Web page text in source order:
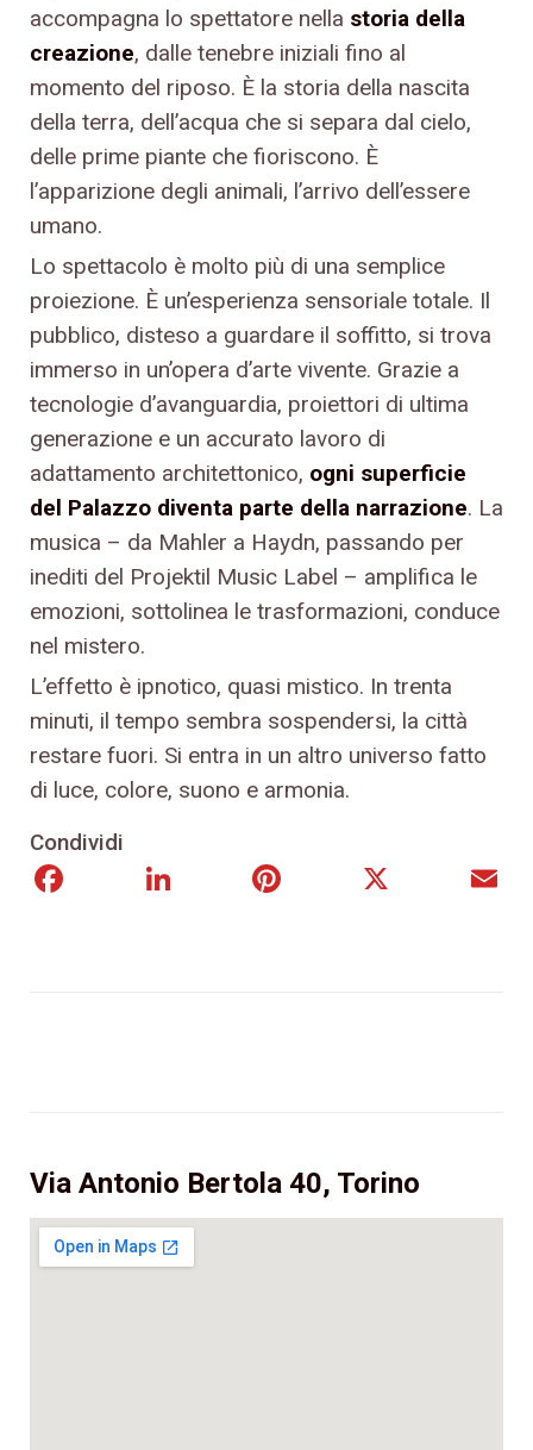
accompagna lo spettatore nella storia della
creazione, dalle tenebre iniziali fino al
momento del riposo. È la storia della nascita
della terra, dell’acqua che si separa dal cielo,
delle prime piante che fioriscono. È
l’apparizione degli animali, l’arrivo dell’essere
umano.
Lo spettacolo è molto più di una semplice
proiezione. È un’esperienza sensoriale totale. Il
pubblico, disteso a guardare il soffitto, si trova
immerso in un’opera d’arte vivente. Grazie a
tecnologie d’avanguardia, proiettori di ultima
generazione e un accurato lavoro di
adattamento architettonico, ogni superficie
del Palazzo diventa parte della narrazione. La
musica – da Mahler a Haydn, passando per
inediti del Projektil Music Label – amplifica le
emozioni, sottolinea le trasformazioni, conduce
nel mistero.
L’effetto è ipnotico, quasi mistico. In trenta
minuti, il tempo sembra sospendersi, la città
restare fuori. Si entra in un altro universo fatto
di luce, colore, suono e armonia.
Condividi
FacebookLinkedIn Pinterest
Via Antonio Bertola 40, Torino